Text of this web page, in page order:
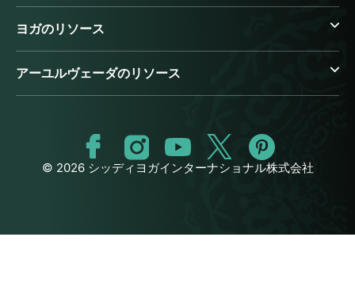
ヨガのリソース
アーユルヴェーダのリソース
© 2026 シッディヨガインターナショナル株式会社